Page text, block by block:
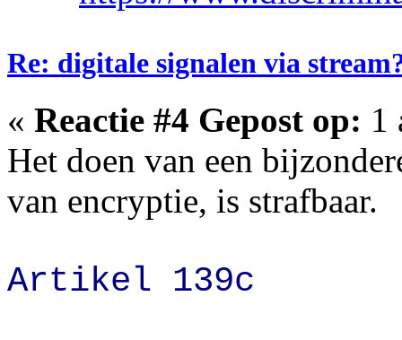
Re: digitale signalen via
« Reactie #4 Gepost op: 1
Het doen van een
van encryptie, is strafbaar.
Artikel 139c